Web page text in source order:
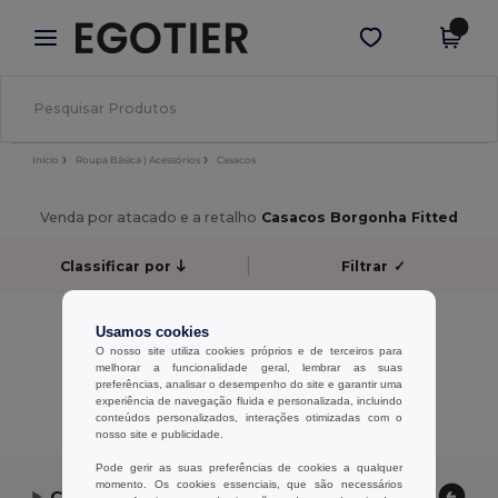
× App Egotier
Melhores preços na app!
Obter app
Início Roupa Básica | Acessórios Casacos
Venda por atacado e a retalho Casacos Borgonha Fitted
Classificar por Filtrar ✓
Sem resultados.
Sem resultados.
Exibindo Todos Os Produtos.
Usamos cookies
O nosso site utiliza cookies próprios e de terceiros para
melhorar a funcionalidade geral, lembrar as suas
preferências, analisar o desempenho do site e garantir uma
experiência de navegação fluida e personalizada, incluindo
conteúdos personalizados, interações otimizadas com o
nosso site e publicidade.
Pode gerir as suas preferências de cookies a qualquer
momento. Os cookies essenciais, que são necessários